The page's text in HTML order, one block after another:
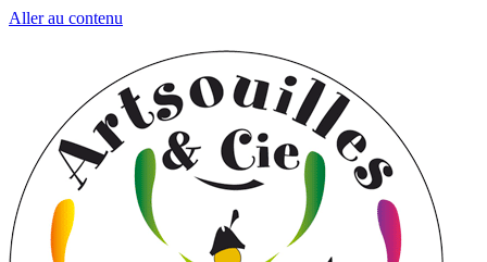
Aller au contenu